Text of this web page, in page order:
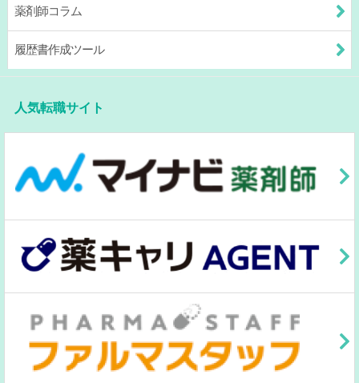
薬剤師コラム
履歴書作成ツール
人気転職サイト